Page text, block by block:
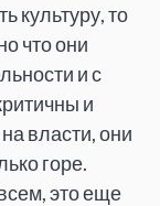
культуру, то
что они
и с
и
власти, они
горе.
это еще